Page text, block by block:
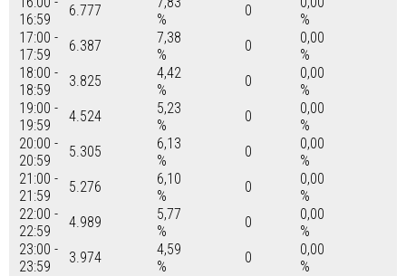
16:59
6.777
%
0
%
17:00 -
17:59
6.387
7,38
%
0
0,00
%
18:00 -
18:59
3.825
4,42
%
0
0,00
%
19:00 -
19:59
4.524
5,23
%
0
0,00
%
20:00 -
20:59
5.305
6,13
%
0
0,00
%
21:00 -
21:59
5.276
6,10
%
0
0,00
%
22:00 -
22:59
4.989
5,77
%
0
0,00
%
23:00 -
23:59
3.974
4,59
%
0
0,00
%